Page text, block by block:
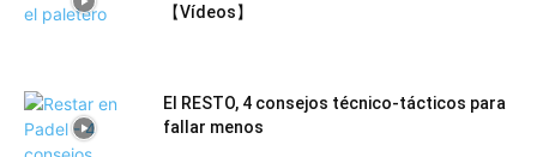
【Vídeos】
El RESTO, 4 consejos técnico-tácticos para
fallar menos